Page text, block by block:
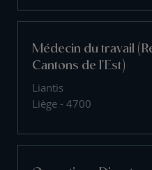
Médecin du travail
Cantons de l'Est)
Liantis
Liège - 4700